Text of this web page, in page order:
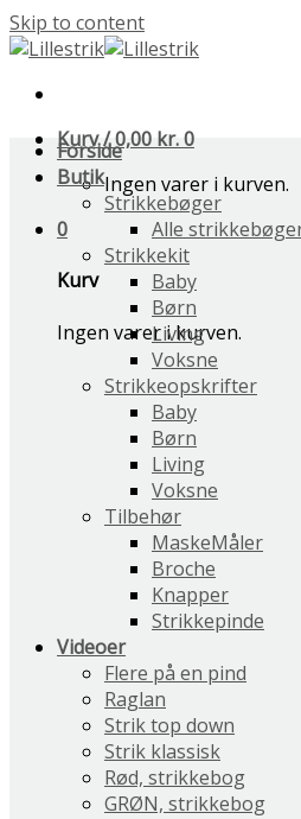
Skip to content
Kurv /0,00 kr.0
Ingen varer i kurven.
0
Kurv
Ingen varer i kurven.
Forside
Butik
Strikkebøger
Alle
Strikkekit
Baby
Børn
Living
Voksne
Strikkeopskrifter
Baby
Børn
Living
Voksne
Tilbehør
MaskeMåler
Broche
Knapper
Strikkepinde
Videoer
Flere på en pind
Raglan
Strik top down
Strik klassisk
Rød, strikkebog
GRØN, strikkebog